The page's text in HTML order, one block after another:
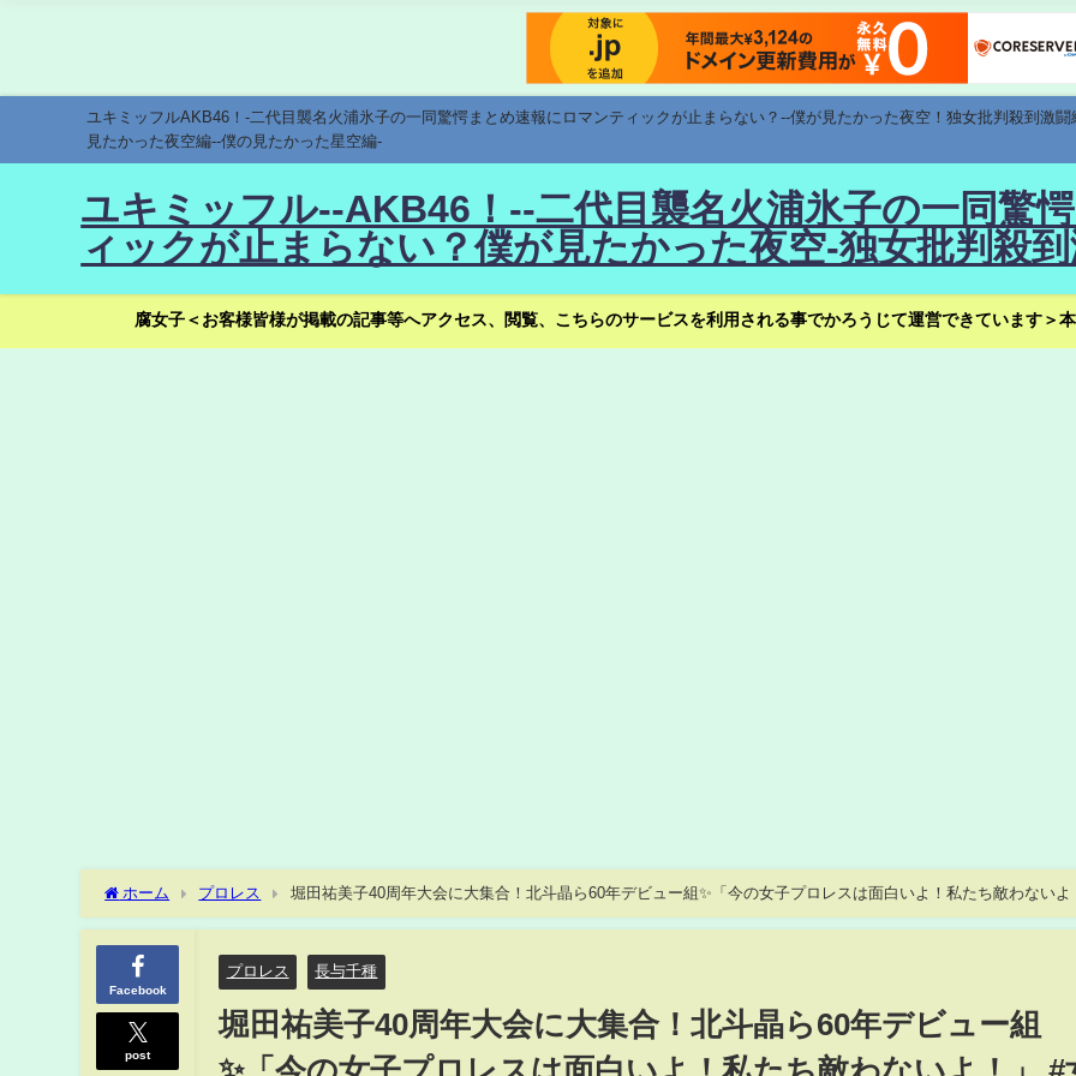
ユキミッフルAKB46！-二代目襲名火浦氷子の一同驚愕まとめ速報にロマンティックが止まらない？--僕が見たかった夜空！独女批判殺到激
見たかった夜空編--僕の見たかった星空編-
ユキミッフル--AKB46！--二代目襲名火浦氷子の一同驚
ィックが止まらない？僕が見たかった夜空-独女批判殺
腐女子＜お客様皆様が掲載の記事等へアクセス、閲覧、こちらのサービスを利用される事でかろうじて運営できています＞
ホーム プロレス
堀田祐美子40周年大会に大集合！北斗晶ら60年デビュー組✨「今の女子プロレスは面白いよ！私たち敵わないよ
#女子プロレス #堀田祐美子
Facebook
post
プロレス 長与千種
堀田祐美子40周年大会に大集合！北斗晶ら60年デビュー組